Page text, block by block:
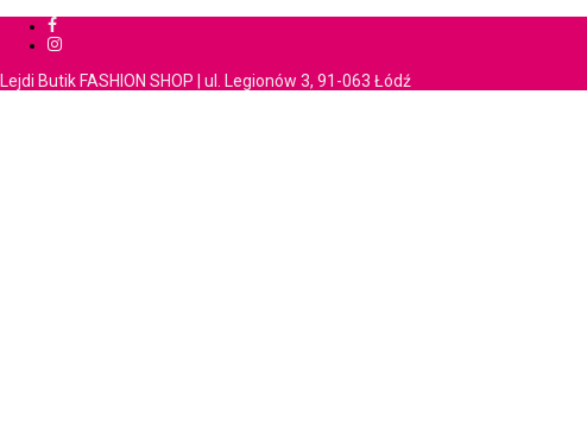
Lejdi Butik FASHION SHOP | ul. Legionów 3, 91-063 Łódź